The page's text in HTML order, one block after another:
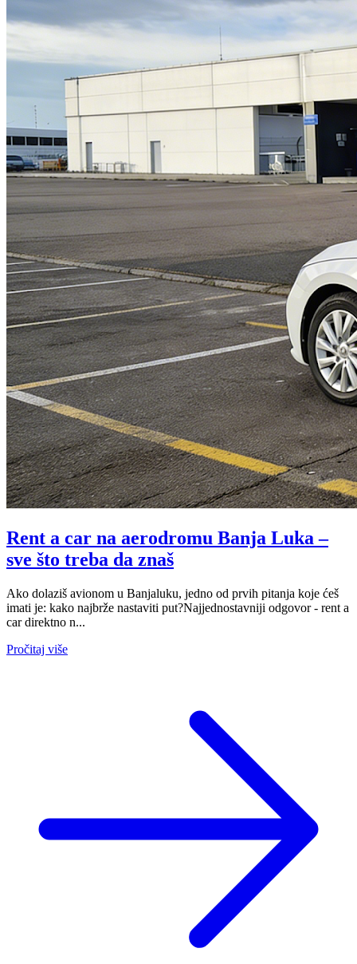
Rent a car na aerodromu Banja Luka –
sve što treba da znaš
Ako dolaziš avionom u Banjaluku, jedno od prvih pitanja koje ćeš
imati je: kako najbrže nastaviti put?Najjednostavniji odgovor - rent a
car direktno n...
Pročitaj više